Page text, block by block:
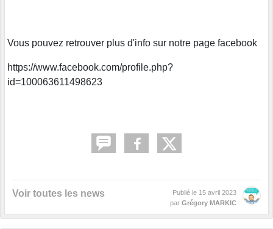
Vous pouvez retrouver plus d'info sur notre page facebook
https://www.facebook.com/profile.php?
id=100063611498623
Voir toutes les news Publié le 15 avril 2023
par Grégory MARKIC